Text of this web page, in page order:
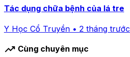
Tác dụng chữa bệnh của lá tre
Y Học Cổ Truyền • 2 tháng trước
trending_up Cùng chuyên mục